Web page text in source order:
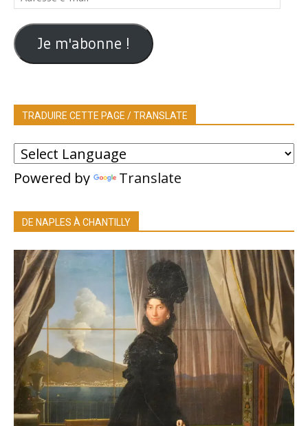
e-
mail
Je m'abonne !
TRADUIRE CETTE PAGE / TRANSLATE
Powered by Translate
DE NAPLES À CHANTILLY